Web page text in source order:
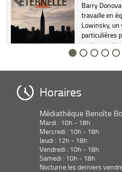
Barry
travaille en
Lowinsky, un
particulières
pasteur noir
Barry
Horaires
Médiathèque Benoîte
Mardi : 10h - 18h
Mercredi : 10h - 18h
Jeudi : 12h - 18h
Vendredi : 10h - 18h
Samedi : 10h - 18h
Nocturne les derniers